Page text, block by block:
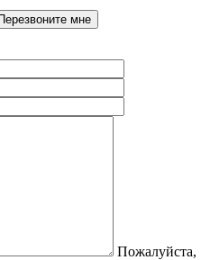
Пожалуйста,